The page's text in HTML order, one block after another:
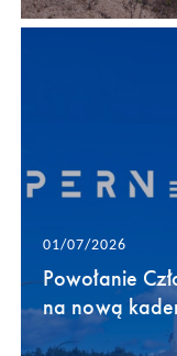
01/07/2026
Powołanie
na nową